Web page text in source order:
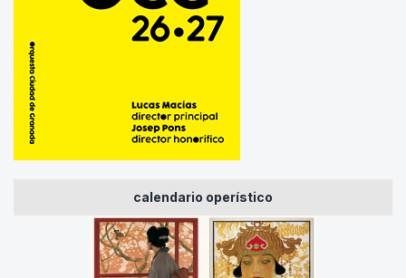
calendario operístico